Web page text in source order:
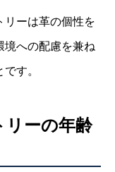
リーは革の個性を
境への配慮を兼ね
す。
リーの年齢